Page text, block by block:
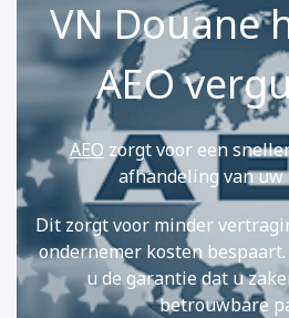
VN Douane
AEO
AEO zorgt voor een
afhandeling van uw
Dit zorgt voor minder
ondernemer kosten
u de garantie dat u
betrouwbare